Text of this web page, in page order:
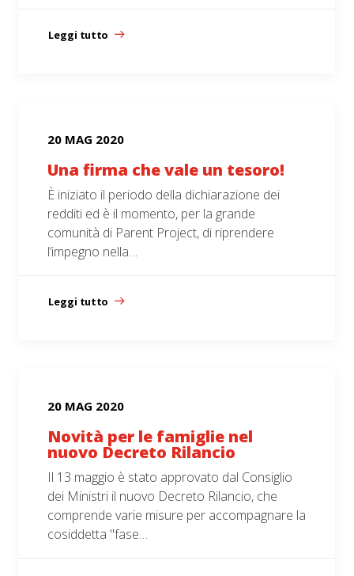
Leggi tutto
20 MAG 2020
Una firma che vale un tesoro!
È iniziato il periodo della dichiarazione dei
redditi ed è il momento, per la grande
comunità di Parent Project, di riprendere
l’impegno nella…
Leggi tutto
20 MAG 2020
Novità per le famiglie nel
nuovo Decreto Rilancio
Il 13 maggio è stato approvato dal Consiglio
dei Ministri il nuovo Decreto Rilancio, che
comprende varie misure per accompagnare la
cosiddetta "fase…